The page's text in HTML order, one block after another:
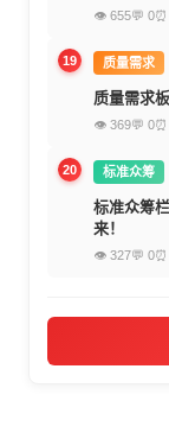
👁 655💬 0
19 质量需求
质量需求
👁 369💬 0
20 标准众筹
标准众筹
来！
👁 327💬 0